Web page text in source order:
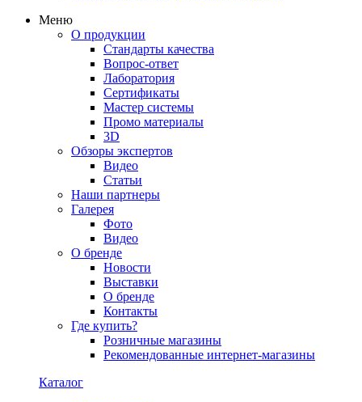
Меню
О продукции
Стандарты качества
Вопрос-ответ
Лаборатория
Сертификаты
Мастер системы
Промо материалы
3D
Обзоры экспертов
Видео
Статьи
Наши партнеры
Галерея
Фото
Видео
О бренде
Новости
Выставки
О бренде
Контакты
Где купить?
Розничные магазины
Рекомендованные интернет-магазины
Каталог